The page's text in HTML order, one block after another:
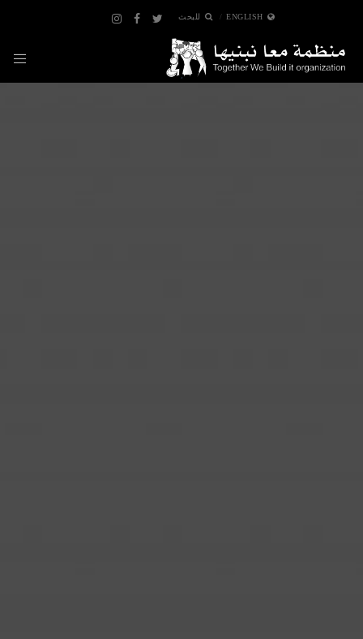
ENGLISH للبحث